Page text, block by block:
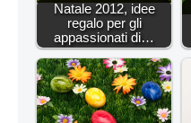
Natale 2012, idee
regalo per gli
appassionati di…